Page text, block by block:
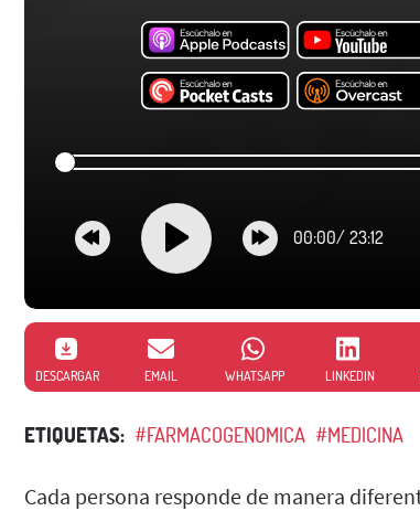
00:00/ 23:12
DESCARGAR EMAIL WHATSAPP LINKEDIN
ETIQUETAS: #FARMACOGENOMICA #MEDICINA
Cada persona responde de manera